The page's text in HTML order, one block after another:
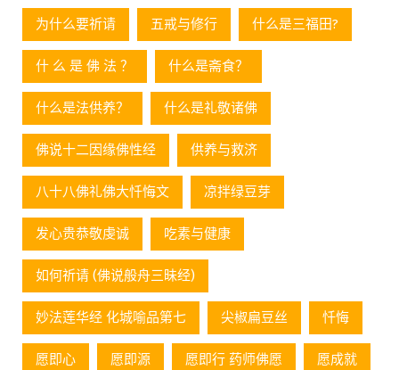
为什么要祈请 五戒与修行 什么是三福田?
什 么 是 佛 法 ？ 什么是斋食？
什么是法供养？ 什么是礼敬诸佛
佛说十二因缘佛性经 供养与救济
八十八佛礼佛大忏悔文 凉拌绿豆芽
发心贵恭敬虔诚 吃素与健康
如何祈请 (佛说般舟三昧经)
妙法莲华经 化城喻品第七 尖椒扁豆丝 忏悔
愿即心 愿即源 愿即行 药师佛愿 愿成就